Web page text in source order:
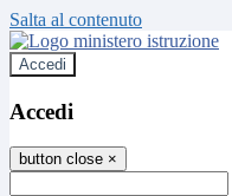
Salta al contenuto
Accedi
Accedi
button close ×